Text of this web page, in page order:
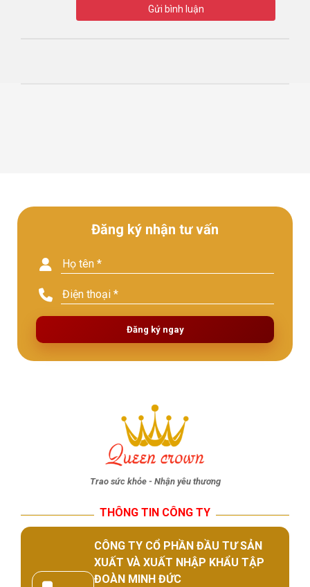
Gửi bình luận
Đăng ký nhận tư vấn
Đăng ký ngay
Trao sức khỏe - Nhận yêu thương
THÔNG TIN CÔNG TY
CÔNG TY CỔ PHẦN ĐẦU TƯ SẢN
XUẤT VÀ XUẤT NHẬP KHẨU TẬP
ĐOÀN MINH ĐỨC